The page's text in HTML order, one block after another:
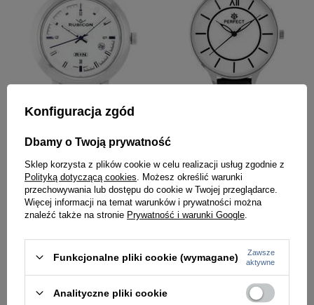
ZEGAREK DAMSKI NA PASKU KLASYCZNY RUBICON ARWENA (zr537a)
139,00 zł 89,00 zł
Konfiguracja zgód
Dbamy o Twoją prywatność
Sklep korzysta z plików cookie w celu realizacji usług zgodnie z
Polityką dotyczącą cookies . Możesz określić warunki
przechowywania lub dostępu do cookie w Twojej przeglądarce.
Więcej informacji na temat warunków i prywatności można
znaleźć także na stronie Prywatność i warunki Google
Funkcjonalne pliki cookie (wymagane)
Zawsze
aktywne
Analityczne pliki cookie